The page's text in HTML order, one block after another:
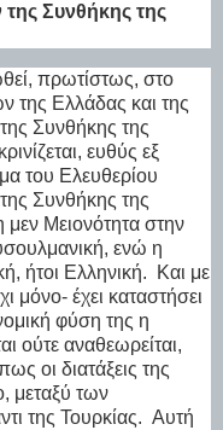
της Συνθήκης της
πρωτίστως, στο
της Ελλάδας και της
Συνθήκης της
ευθύς εξ
του Ελευθερίου
της Συνθήκης της
μεν Μειονότητα στην
ενώ η
ήτοι Ελληνική.
Και με
μόνο- έχει καταστήσει
φύση της η
ούτε αναθεωρείται,
οι διατάξεις της
μεταξύ των
της Τουρκίας. Αυτή